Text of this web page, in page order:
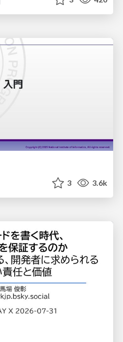
3 3.6k